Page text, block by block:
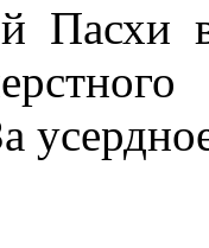
Пасхи